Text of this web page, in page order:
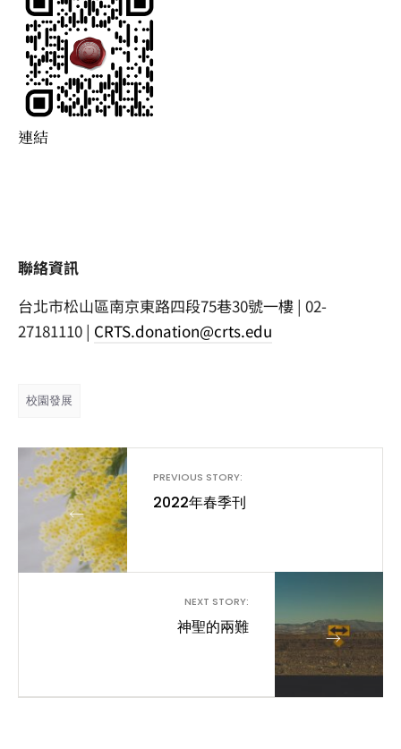
連結
聯絡資訊
台北市松山區南京東路四段75巷30號一樓 | 02-
27181110 | CRTS.donation@crts.edu
校園發展
←
PREVIOUS STORY:
2022年春季刊
→
NEXT STORY:
神聖的兩難